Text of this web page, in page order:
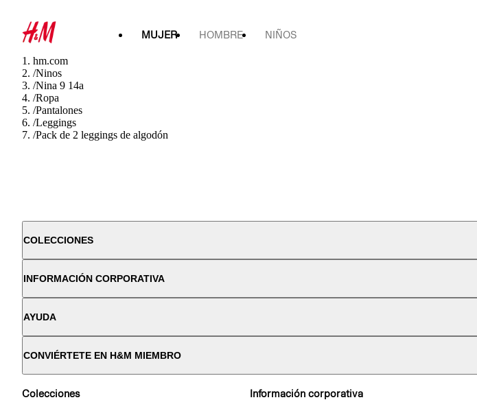
MUJER HOMBRE NIÑOS
hm.com
/Ninos
/Nina 9 14a
/Ropa
/Pantalones
/Leggings
/Pack de 2 leggings de algodón
COLECCIONES
INFORMACIÓN CORPORATIVA
AYUDA
CONVIÉRTETE EN H&M MIEMBRO
Colecciones Información corporativa